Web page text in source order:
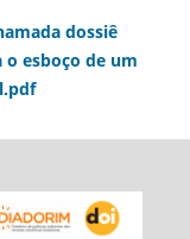
dossiê
esboço de um